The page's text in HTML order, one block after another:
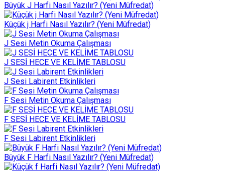
Büyük J Harfi Nasıl Yazılır? (Yeni Müfredat)
Küçük j Harfi Nasıl Yazılır? (Yeni Müfredat)
J Sesi Metin Okuma Çalışması
J SESİ HECE VE KELİME TABLOSU
J Sesi Labirent Etkinlikleri
F Sesi Metin Okuma Çalışması
F SESİ HECE VE KELİME TABLOSU
F Sesi Labirent Etkinlikleri
Büyük F Harfi Nasıl Yazılır? (Yeni Müfredat)